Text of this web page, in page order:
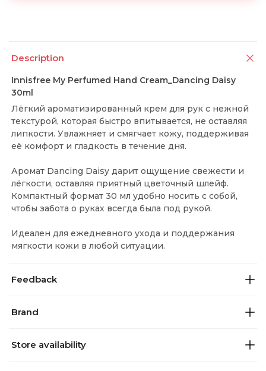
Description
Innisfree My Perfumed Hand Cream_Dancing Daisy
30ml
Лёгкий ароматизированный крем для рук с нежной
текстурой, которая быстро впитывается, не оставляя
липкости. Увлажняет и смягчает кожу, поддерживая
её комфорт и гладкость в течение дня.
Аромат Dancing Daisy дарит ощущение свежести и
лёгкости, оставляя приятный цветочный шлейф.
Компактный формат 30 мл удобно носить с собой,
чтобы забота о руках всегда была под рукой.
Идеален для ежедневного ухода и поддержания
мягкости кожи в любой ситуации.
Feedback
Brand
Store availability